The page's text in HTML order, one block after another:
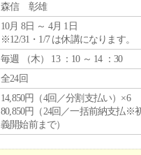
森信 彰雄
10月 8日 ～ 4月 1日
※12/31・1/7 は休講になります。
毎週 （木） 13 ：10 ～ 14 ：30
全24回
14,850円（4回／分割支払い）×6
80,850円（24回／一括前納支払※
義開始前まで）